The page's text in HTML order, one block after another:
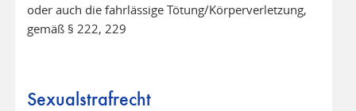
oder auch die fahrlässige Tötung/Körperverletzung,
gemäß § 222, 229
Sexualstrafrecht